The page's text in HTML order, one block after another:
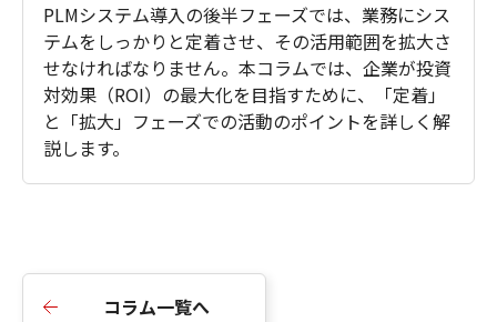
PLMシステム導入の後半フェーズでは、業務にシス
テムをしっかりと定着させ、その活用範囲を拡大さ
せなければなりません。本コラムでは、企業が投資
対効果（ROI）の最大化を目指すために、「定着」
と「拡大」フェーズでの活動のポイントを詳しく解
説します。
コラム一覧へ